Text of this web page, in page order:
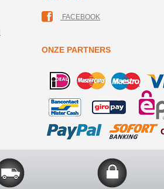
FACEBOOK
ONZE PARTNERS